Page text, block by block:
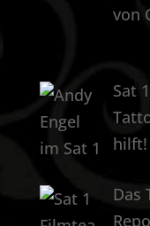
von
Sat
hilft!
Das